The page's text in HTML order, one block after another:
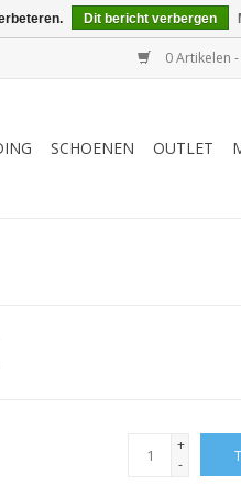
0 Artikelen
SCHOENEN OUTLET
+
-
Dit bericht verbergen